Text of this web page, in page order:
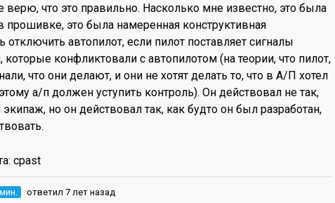
верю, что это правильно. Насколько мне известно, это была
прошивке, это была намеренная конструктивная
отключить автопилот, если пилот поставляет сигналы
которые конфликтовали с автопилотом (на теории, что пилот,
что они делают, и они не хотят делать то, что в А/П хотел
а/п должен уступить контроль). Он действовал не так,
но он действовал так, как будто он был разработан,
cpast
ответил 7 лет назад